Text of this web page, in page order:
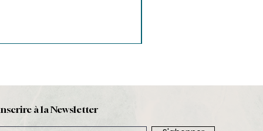
à la Newsletter